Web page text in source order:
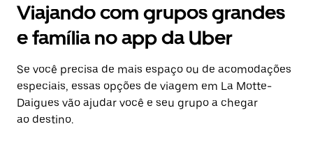
Viajando com grupos grandes
e família no app da Uber
Se você precisa de mais espaço ou de acomodações
especiais, essas opções de viagem em La Motte-
Daigues vão ajudar você e seu grupo a chegar
ao destino.